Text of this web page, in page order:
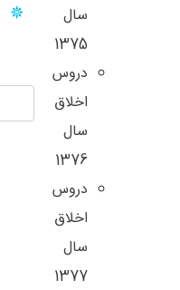
سال
1375
دروس
اخلاق
سال
1376
دروس
اخلاق
سال
1377